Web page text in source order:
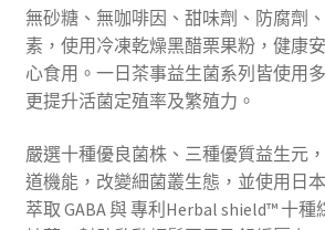
無砂糖、無咖啡因、甜味劑、防腐劑
素，使用冷凍乾燥黑醋栗果粉，健康
心食用。一日茶事益生菌系列皆使用
更提升活菌定殖率及繁殖力。
嚴選十種優良菌株、三種優質益生元
道機能，改變細菌叢生態，並使用日
萃取 GABA 與 專利Herbal shield™ 十種